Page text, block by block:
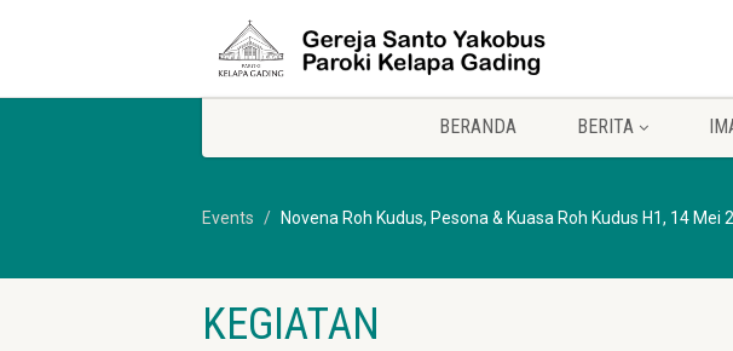
BERANDA BERITA
Events Novena Roh Kudus, Pesona & Kuasa Roh Kudus H1, 14 Mei
KEGIATAN